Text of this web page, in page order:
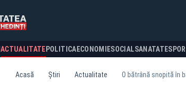
ACTUALITATE POLITICA ECONOMIESOCIALSANATATE
Acasă Știri Actualitate O bătrână snopită în